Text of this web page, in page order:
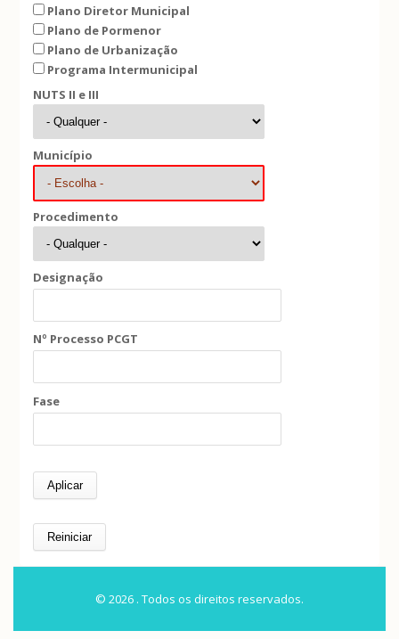
Plano Diretor Municipal
Plano de Pormenor
Plano de Urbanização
Programa Intermunicipal
NUTS II e III
Município
Procedimento
Designação
Nº Processo PCGT
Fase
© 2026 . Todos os direitos reservados.